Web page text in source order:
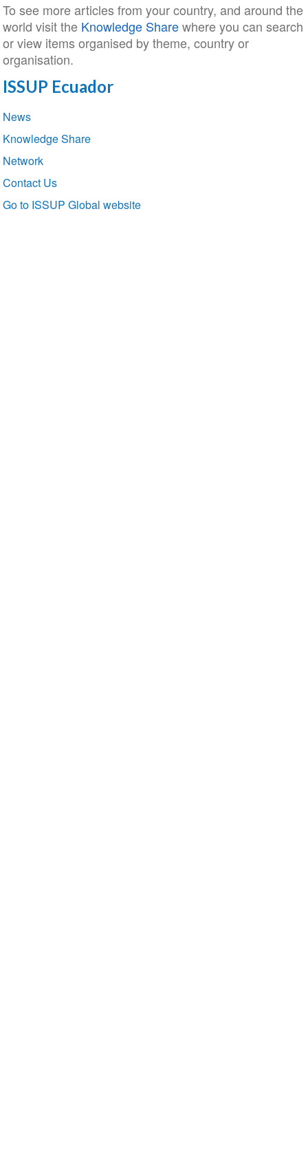
To see more articles from your country, and around the
world visit the Knowledge Sharewhere you can search
or view items organised by theme, country or
organisation.
ISSUP Ecuador
Section
navigation
News
Knowledge Share
Network
Contact Us
Go to ISSUP Global website